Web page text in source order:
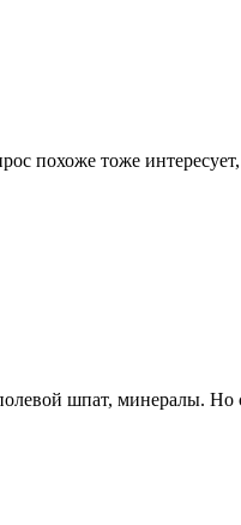
похоже тоже
шпат, минералы. Но